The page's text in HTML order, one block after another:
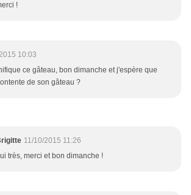
!
10:03
ce gâteau, bon dimanche et j'espère que
de son gâteau ?
11/10/2015 11:26
très, merci et bon dimanche !